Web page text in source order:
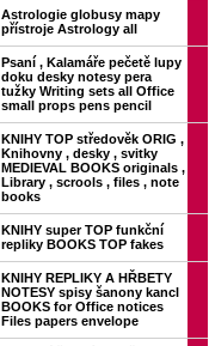
Astrologie globusy mapy
přístroje Astrology all
Psaní , Kalamáře pečetě lupy
doku desky notesy pera
tužky Writing sets all Office
small props pens pencil
KNIHY TOP středověk ORIG ,
Knihovny , desky , svitky
MEDIEVAL BOOKS originals ,
Library , scrools , files , note
books
KNIHY super TOP funkční
repliky BOOKS TOP fakes
KNIHY REPLIKY A HŘBETY
NOTESY spisy šanony kancl
BOOKS for Office notices
Files papers envelope